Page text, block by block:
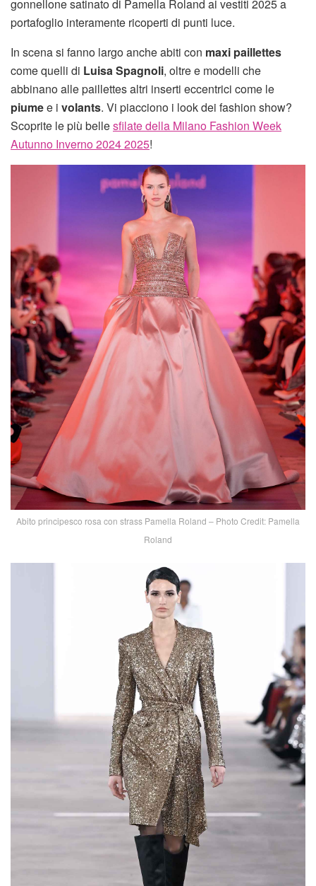
gonnellone satinato di Pamella Roland ai vestiti 2025 a
portafoglio interamente ricoperti di punti luce.
In scena si fanno largo anche abiti con maxi paillettes
come quelli di Luisa Spagnoli, oltre e modelli che
abbinano alle paillettes altri inserti eccentrici come le
piumee i volants. Vi piacciono i look dei fashion show?
Scoprite le più bellesfilate della Milano Fashion Week
Autunno Inverno 2024 2025!
Abito principesco rosa con strass Pamella Roland – Photo Credit: Pamella
Roland